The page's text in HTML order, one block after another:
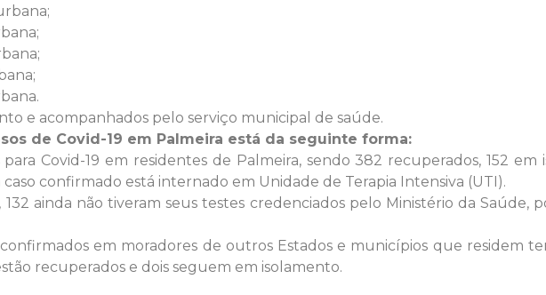
e acompanhados pelo serviço municipal de saúde.
de Covid-19 em Palmeira está da seguinte forma:
para Covid-19 em residentes de Palmeira, sendo 382 recuperados, 152
caso confirmado está internado em Unidade de Terapia Intensiva (UTI).
132 ainda não tiveram seus testes credenciados pelo Ministério da Saúde,
confirmados em moradores de outros Estados e municípios que residem
recuperados e dois seguem em isolamento.